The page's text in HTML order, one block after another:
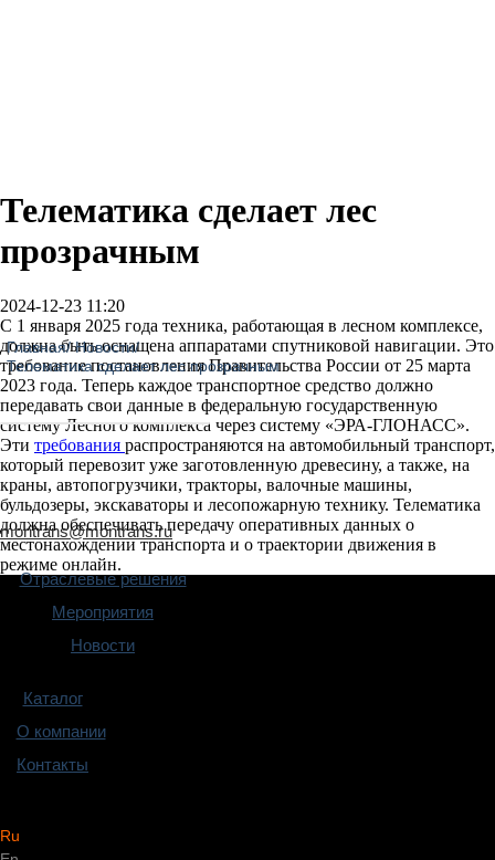
montrans@montrans.ru
Отраслевые решения
Мероприятия
Новости
Каталог
О компании
Контакты
Ru
Главная/ Новости/
Телематика сделает лес прозрачным
Телематика сделает лес
прозрачным
2024-12-23 11:20
С 1 января 2025 года техника, работающая в лесном комплексе,
должна быть оснащена аппаратами спутниковой навигации. Это
требование постановления Правительства России от 25 марта
2023 года. Теперь каждое транспортное средство должно
передавать свои данные в федеральную государственную
систему Лесного комплекса через систему «ЭРА-ГЛОНАСС».
Эти требования распространяются на автомобильный транспорт,
который перевозит уже заготовленную древесину, а также, на
краны, автопогрузчики, тракторы, валочные машины,
бульдозеры, экскаваторы и лесопожарную технику. Телематика
должна обеспечивать передачу оперативных данных о
местонахождении транспорта и о траектории движения в
режиме онлайн.